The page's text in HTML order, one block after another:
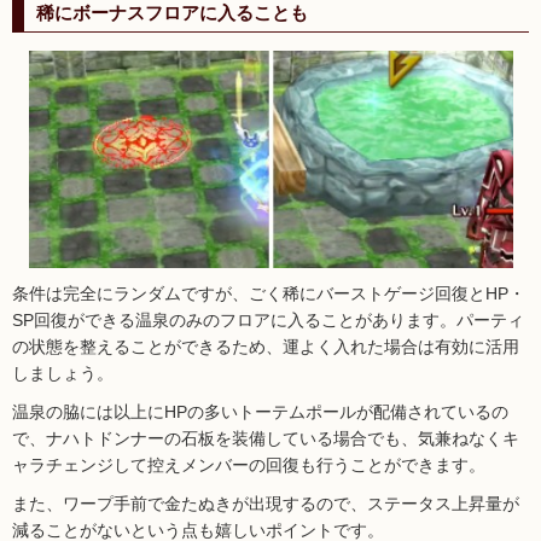
稀にボーナスフロアに入ることも
条件は完全にランダムですが、ごく稀にバーストゲージ回復とHP・
SP回復ができる温泉のみのフロアに入ることがあります。パーティ
の状態を整えることができるため、運よく入れた場合は有効に活用
しましょう。
温泉の脇には以上にHPの多いトーテムポールが配備されているの
で、ナハトドンナーの石板を装備している場合でも、気兼ねなくキ
ャラチェンジして控えメンバーの回復も行うことができます。
また、ワープ手前で金たぬきが出現するので、ステータス上昇量が
減ることがないという点も嬉しいポイントです。